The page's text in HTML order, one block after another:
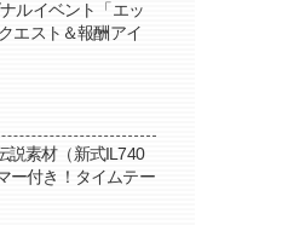
ルイベント「エッ
エスト＆報酬アイ
説素材（新式IL740
ー付き！タイムテー